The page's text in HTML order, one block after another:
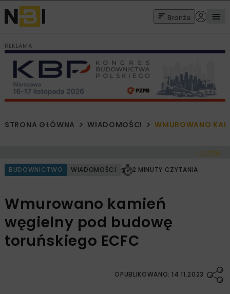
Branże
REKLAMA
STRONA GŁÓWNA WIADOMOŚCI WMUROWANO
< Cofnij
BUDOWNICTWO WIADOMOŚCI 2 MINUTY CZYTANIA
Wmurowano kamień
węgielny pod budowę
toruńskiego ECFC
OPUBLIKOWANO: 14.11.2023